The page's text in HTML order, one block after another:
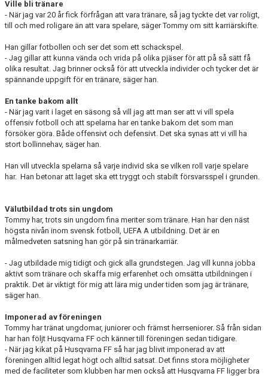
Ville bli tränare
- När jag var 20 år fick förfrågan att vara tränare, så jag tyckte det var roligt,
till och med roligare än att vara spelare, säger Tommy om sitt karriärskifte.
Han gillar fotbollen och ser det som ett schackspel.
- Jag gillar att kunna vända och vrida på olika pjäser för att på så sätt få
olika resultat. Jag brinner också för att utveckla individer och tycker det är
spännande uppgift för en tränare, säger han.
En tanke bakom allt
- När jag varit i laget en säsong så vill jag att man ser att vi vill spela
offensiv fotboll och att spelarna har en tanke bakom det som man
försöker göra. Både offensivt och defensivt. Det ska synas att vi vill ha
stort bollinnehav, säger han.
Han vill utveckla spelarna så varje individ ska se vilken roll varje spelare
har. Han betonar att laget ska ett tryggt och stabilt försvarsspel i grunden.
Välutbildad trots sin ungdom
Tommy har, trots sin ungdom fina meriter som tränare. Han har den näst
högsta nivån inom svensk fotboll, UEFA A utbildning. Det är en
målmedveten satsning han gör på sin tränarkarriär.
- Jag utbildade mig tidigt och gick alla grundstegen. Jag vill kunna jobba
aktivt som tränare och skaffa mig erfarenhet och omsätta utbildningen i
praktik. Det är viktigt för mig att lära mig under tiden som jag är tränare,
säger han.
Imponerad av föreningen
Tommy har tränat ungdomar, juniorer och främst herrseniorer. Så från sidan
har han följt Husqvarna FF och känner till föreningen sedan tidigare.
- När jag kikat på Husqvarna FF så har jag blivit imponerad av att
föreningen alltid legat högt och alltid satsat. Det finns stora möjligheter
med de faciliteter som klubben har men också att Husqvarna FF ligger bra